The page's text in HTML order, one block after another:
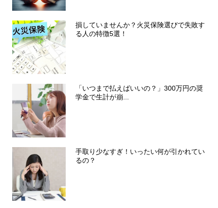
損していませんか？火災保険選びで失敗す
る人の特徴5選！
「いつまで払えばいいの？」300万円の奨
学金で生計が崩...
手取り少なすぎ！いったい何が引かれてい
るの？